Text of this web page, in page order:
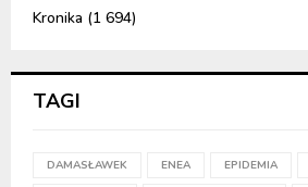
Kronika (1 694)
TAGI
DAMASŁAWEK ENEA EPIDEMIA